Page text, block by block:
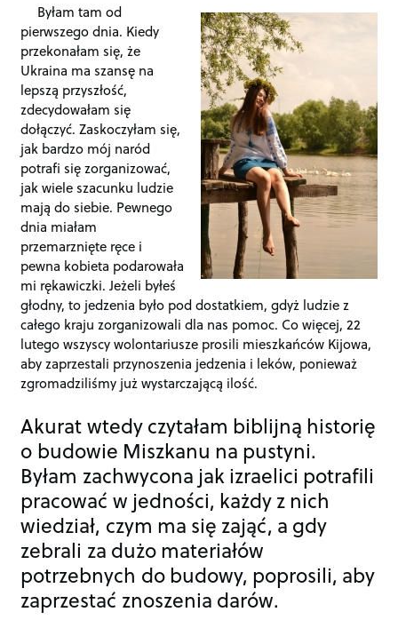
Byłam tam od
pierwszego dnia. Kiedy
przekonałam się, że
Ukraina ma szansę na
lepszą przyszłość,
zdecydowałam się
dołączyć. Zaskoczyłam się,
jak bardzo mój naród
potrafi się zorganizować,
jak wiele szacunku ludzie
mają do siebie. Pewnego
dnia miałam
przemarznięte ręce i
pewna kobieta podarowała
mi rękawiczki. Jeżeli byłeś
głodny, to jedzenia było pod dostatkiem, gdyż ludzie z
całego kraju zorganizowali dla nas pomoc. Co więcej, 22
lutego wszyscy wolontariusze prosili mieszkańców Kijowa,
aby zaprzestali przynoszenia jedzenia i leków, ponieważ
zgromadziliśmy już wystarczającą ilość.
Akurat wtedy czytałam biblijną historię
o budowie Miszkanu na pustyni.
Byłam zachwycona jak izraelici potrafili
pracować w jedności, każdy z nich
wiedział, czym ma się zająć, a gdy
zebrali za dużo materiałów
potrzebnych do budowy, poprosili, aby
zaprzestać znoszenia darów.